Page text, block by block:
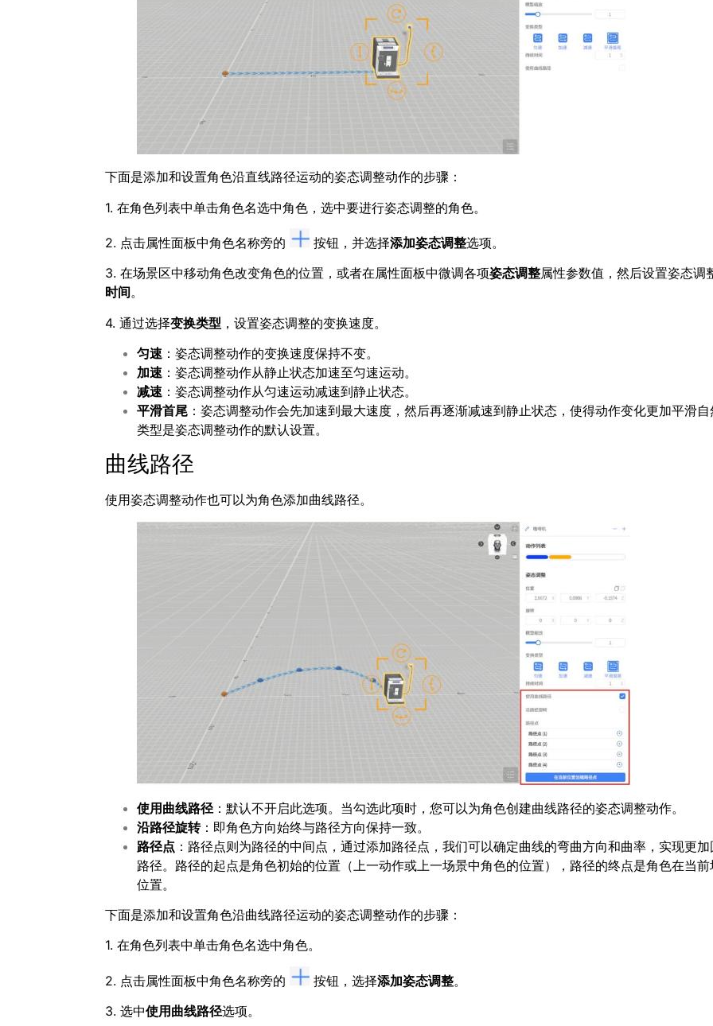
下面是添加和设置角色沿直线路径运动的姿态调整动作的步骤：
1. 在角色列表中单击角色名选中角色，选中要进行姿态调整的角色。
2. 点击属性面板中角色名称旁的 按钮，并选择添加姿态调整选项。
3. 在场景区中移动角色改变角色的位置，或者在属性面板中微调各项姿态调整属性参数值，然后设置姿态调
时间。
4. 通过选择变换类型 ，设置姿态调整的变换速度。
匀速 ：姿态调整动作的变换速度保持不变。
加速 ：姿态调整动作从静止状态加速至匀速运动。
减速 ：姿态调整动作从匀速运动减速到静止状态。
平滑首尾 ：姿态调整动作会先加速到最大速度，然后再逐渐减速到静止状态，使得动作变化更加平滑
类型是姿态调整动作的默认设置。
曲线路径
使用姿态调整动作也可以为角色添加曲线路径。
使用曲线路径 ：默认不开启此选项。当勾选此项时，您可以为角色创建曲线路径的姿态调整动作。
沿路径旋转：即角色方向始终与路径方向保持一致。
路径点 ：路径点则为路径的中间点，通过添加路径点，我们可以确定曲线的弯曲方向和曲率，实现更
路径。路径的起点是角色初始的位置（上一动作或上一场景中角色的位置），路径的终点是角色在当
位置。
下面是添加和设置角色沿曲线路径运动的姿态调整动作的步骤：
1. 在角色列表中单击角色名选中角色。
2. 点击属性面板中角色名称旁的 按钮，选择添加姿态调整。
3. 选中使用曲线路径选项。